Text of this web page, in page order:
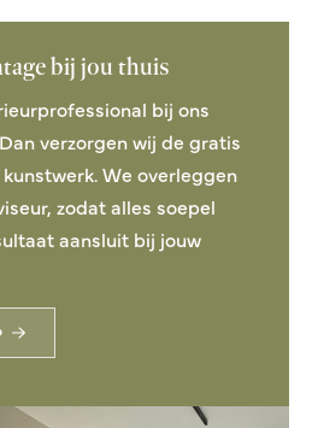
bij jou thuis
bij ons
verzorgen wij de gratis
We overleggen
zodat alles soepel
aansluit bij jouw